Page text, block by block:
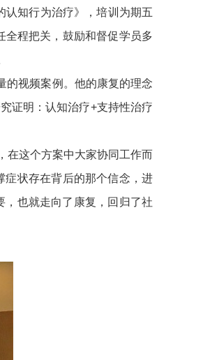
知行为治疗》，培训为期五
全程把关，鼓励和督促学员多
视频案例。他的康复的理念
证明：认知治疗+支持性治疗
这个方案中大家协同工作而
症状存在背后的那个信念，进
也就走向了康复，回归了社